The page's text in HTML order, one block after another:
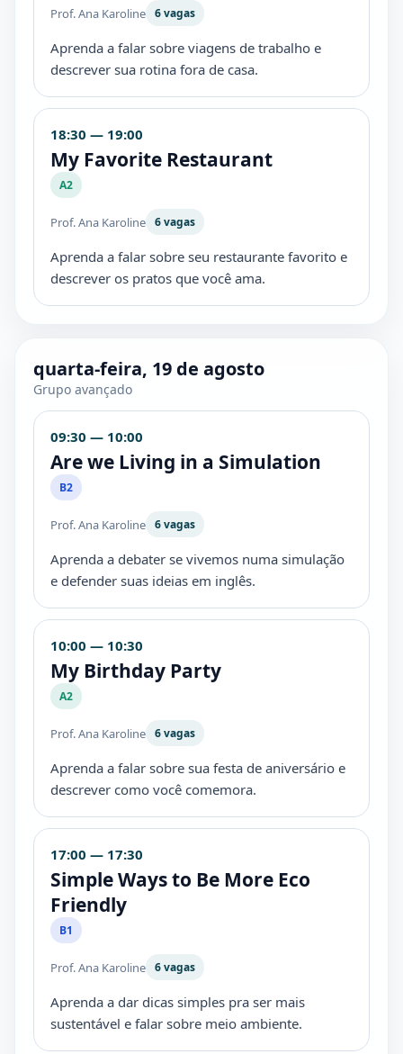
Prof. Ana Karoline 6 vagas
Aprenda a falar sobre viagens de trabalho e
descrever sua rotina fora de casa.
18:30 — 19:00
My Favorite Restaurant
A2
Prof. Ana Karoline 6 vagas
Aprenda a falar sobre seu restaurante favorito e
descrever os pratos que você ama.
quarta-feira, 19 de agosto
Grupo avançado
09:30 — 10:00
Are we Living in a Simulation
B2
Prof. Ana Karoline 6 vagas
Aprenda a debater se vivemos numa simulação
e defender suas ideias em inglês.
10:00 — 10:30
My Birthday Party
A2
Prof. Ana Karoline 6 vagas
Aprenda a falar sobre sua festa de aniversário e
descrever como você comemora.
17:00 — 17:30
Simple Ways to Be More Eco
Friendly
B1
Prof. Ana Karoline 6 vagas
Aprenda a dar dicas simples pra ser mais
sustentável e falar sobre meio ambiente.